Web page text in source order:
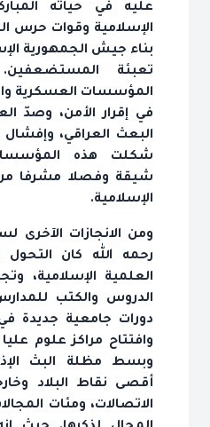
عليه في حياته
الإسلامية وقوات حرس
بناء جيش الجمهورية
تعبئة
المؤسسات العسكرية
في إقرار الأمن، وصدّ
البعث العراقي، وإفشال
شكلت هذه
شيقة وفصلا مشرفا
الإسلامية.
ومن الانجازات الآخرى
رحمه الله كان التحول
العلمية الإسلامية،
الدروس والكتب
دورات جامعية جديدة
وافتتاح مراكز علوم
وبسط مظلة البث
أقصى نقاط البلاد
الاتصالات، ومئات